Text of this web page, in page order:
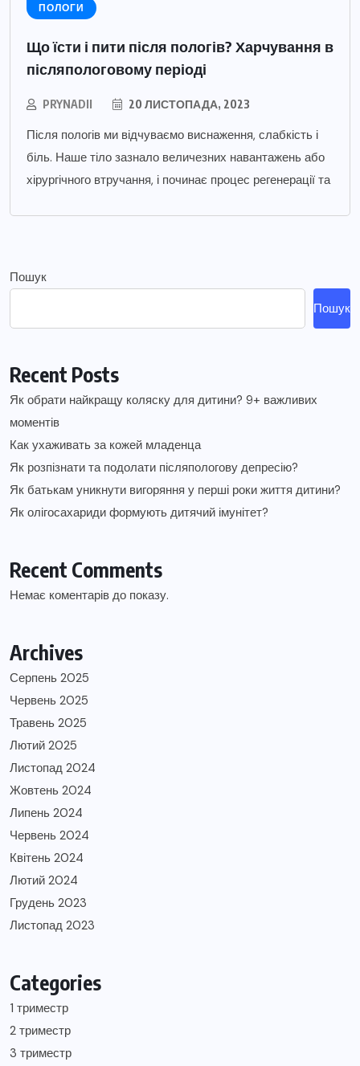
ПОЛОГИ
Що їсти і пити після пологів? Харчування в
післяпологовому періоді
PRYNADII 20 ЛИСТОПАДА, 2023
Після пологів ми відчуваємо виснаження, слабкість і
біль. Наше тіло зазнало величезних навантажень або
хірургічного втручання, і починає процес регенерації та
Пошук
Пошук
Recent Posts
Як обрати найкращу коляску для дитини? 9+ важливих
моментів
Как ухаживать за кожей младенца
Як розпізнати та подолати післяпологову депресію?
Як батькам уникнути вигоряння у перші роки життя дитини?
Як олігосахариди формують дитячий імунітет?
Recent Comments
Немає коментарів до показу.
Archives
Серпень 2025
Червень 2025
Травень 2025
Лютий 2025
Листопад 2024
Жовтень 2024
Липень 2024
Червень 2024
Квітень 2024
Лютий 2024
Грудень 2023
Листопад 2023
Categories
1 триместр
2 триместр
3 триместр